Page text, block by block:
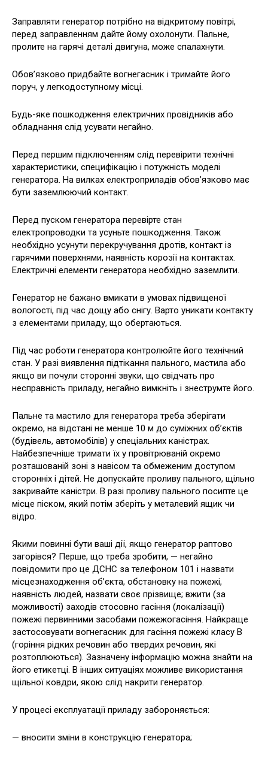
Заправляти генератор потрібно на відкритому повітрі,
перед заправленням дайте йому охолонути. Пальне,
пролите на гарячі деталі двигуна, може спалахнути.
Обов’язково придбайте вогнегасник і тримайте його
поруч, у легкодоступному місці.
Будь-яке пошкодження електричних провідників або
обладнання слід усувати негайно.
Перед першим підключенням слід перевірити технічні
характеристики, специфікацію і потужність моделі
генератора. На вилках електроприладів обов’язково має
бути заземлюючий контакт.
Перед пуском генератора перевірте стан
електропроводки та усуньте пошкодження. Також
необхідно усунути перекручування дротів, контакт із
гарячими поверхнями, наявність корозії на контактах.
Електричні елементи генератора необхідно заземлити.
Генератор не бажано вмикати в умовах підвищеної
вологості, під час дощу або снігу. Варто уникати контакту
з елементами приладу, що обертаються.
Під час роботи генератора контролюйте його технічний
стан. У разі виявлення підтікання пального, мастила або
якщо ви почули сторонні звуки, що свідчать про
несправність приладу, негайно вимкніть і знеструмте його.
Пальне та мастило для генератора треба зберігати
окремо, на відстані не менше 10 м до суміжних об’єктів
(будівель, автомобілів) у спеціальних каністрах.
Найбезпечніше тримати їх у провітрюваній окремо
розташованій зоні з навісом та обмеженим доступом
сторонніх і дітей. Не допускайте проливу пального, щільно
закривайте каністри. В разі проливу пального посипте це
місце піском, який потім зберіть у металевий ящик чи
відро.
Якими повинні бути ваші дії, якщо генератор раптово
загорівся? Перше, що треба зробити, — негайно
повідомити про це ДСНС за телефоном 101 і назвати
місцезнаходження об’єкта, обстановку на пожежі,
наявність людей, назвати своє прізвище; вжити (за
можливості) заходів стосовно гасіння (локалізації)
пожежі первинними засобами пожежогасіння. Найкраще
застосовувати вогнегасник для гасіння пожежі класу В
(горіння рідких речовин або твердих речовин, які
розтоплюються). Зазначену інформацію можна знайти на
його етикетці. В інших ситуаціях можливе використання
щільної ковдри, якою слід накрити генератор.
У процесі експлуатації приладу забороняється:
— вносити зміни в конструкцію генератора;